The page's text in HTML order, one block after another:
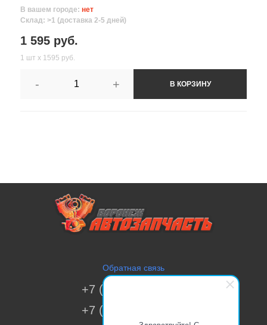
В вашем городе: нет
Склад: >1 (доставка 2-5 дней)
1 595 руб.
1 шт х 1595 руб.
- + В КОРЗИНУ
Обратная связь
+7 (473) 269-41-51
+7 (473) 200-70-00